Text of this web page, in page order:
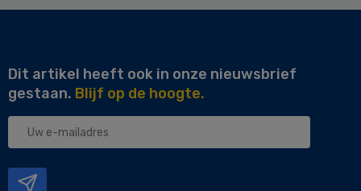
Dit artikel heeft ook in onze nieuwsbrief
gestaan. Blijf op de hoogte.
Uw